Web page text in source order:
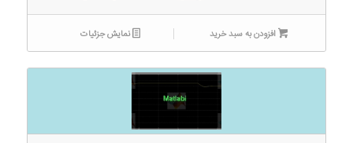
افزودن به سبد خرید نمایش جزئیات